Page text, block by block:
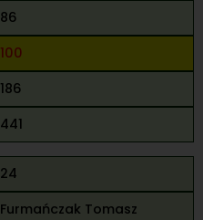
86
100
186
441
24
Furmańczak Tomasz